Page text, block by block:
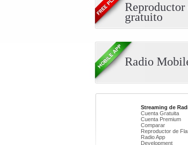
Reproductor
gratuito
Radio
Streaming de
Cuenta Gratuita
Cuenta Premium
Comparar
Reproductor de
Radio App
Development